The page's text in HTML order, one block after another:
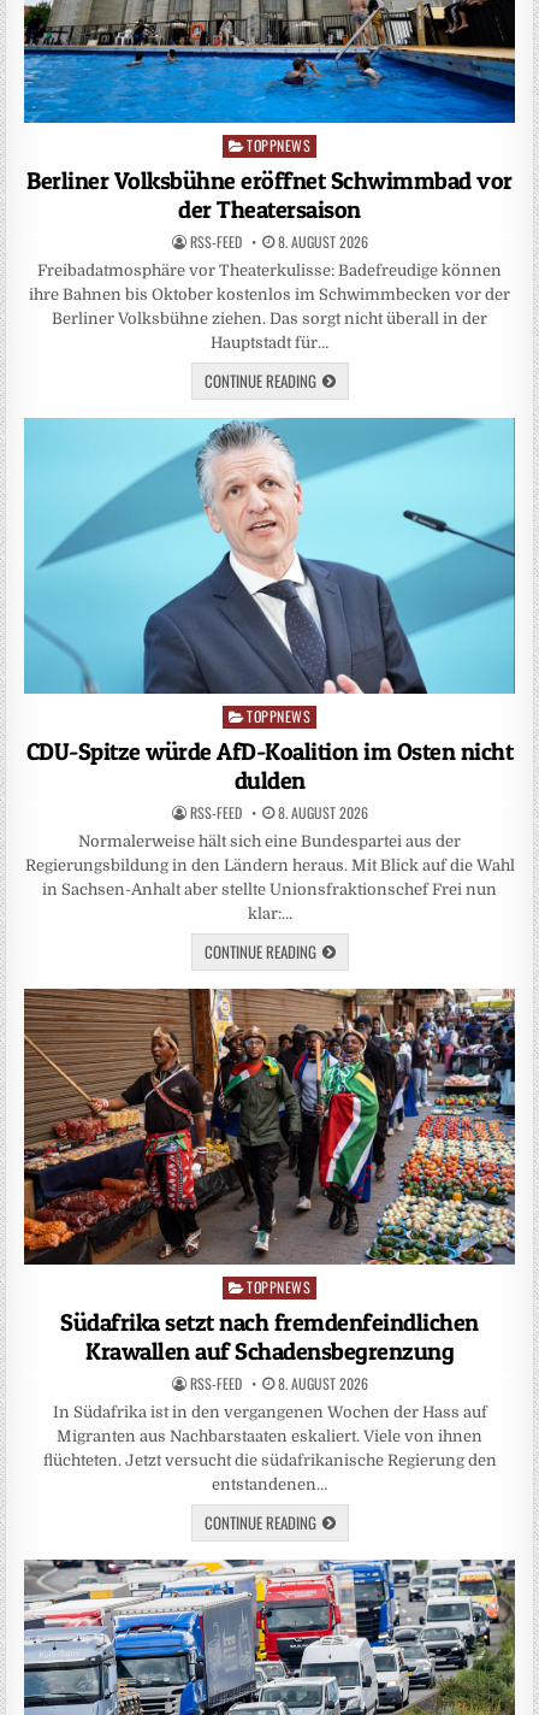
Posted
TOPPNEWS
Berliner Volksbühne eröffnet Schwimmbad vor
der Theatersaison
RSS-FEED 8. AUGUST 2026
Freibadatmosphäre vor Theaterkulisse: Badefreudige können
ihre Bahnen bis Oktober kostenlos im Schwimmbecken vor der
Berliner Volksbühne ziehen. Das sorgt nicht überall in der
Hauptstadt für…
CONTINUE READING
Posted
in
TOPPNEWS
CDU-Spitze würde AfD-Koalition im Osten nicht
dulden
RSS-FEED 8. AUGUST 2026
Normalerweise hält sich eine Bundespartei aus der
Regierungsbildung in den Ländern heraus. Mit Blick auf die Wahl
in Sachsen-Anhalt aber stellte Unionsfraktionschef Frei nun
klar:…
CONTINUE READING
Posted
TOPPNEWS
Südafrika setzt nach fremdenfeindlichen
Krawallen auf Schadensbegrenzung
RSS-FEED 8. AUGUST 2026
In Südafrika ist in den vergangenen Wochen der Hass auf
Migranten aus Nachbarstaaten eskaliert. Viele von ihnen
flüchteten. Jetzt versucht die südafrikanische Regierung den
entstandenen…
CONTINUE READING